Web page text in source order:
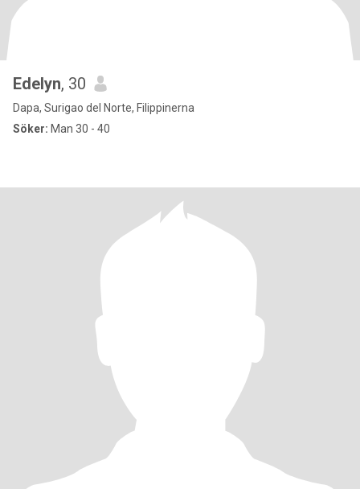
Edelyn, 30
Dapa, Surigao del Norte, Filippinerna
Söker: Man 30 - 40